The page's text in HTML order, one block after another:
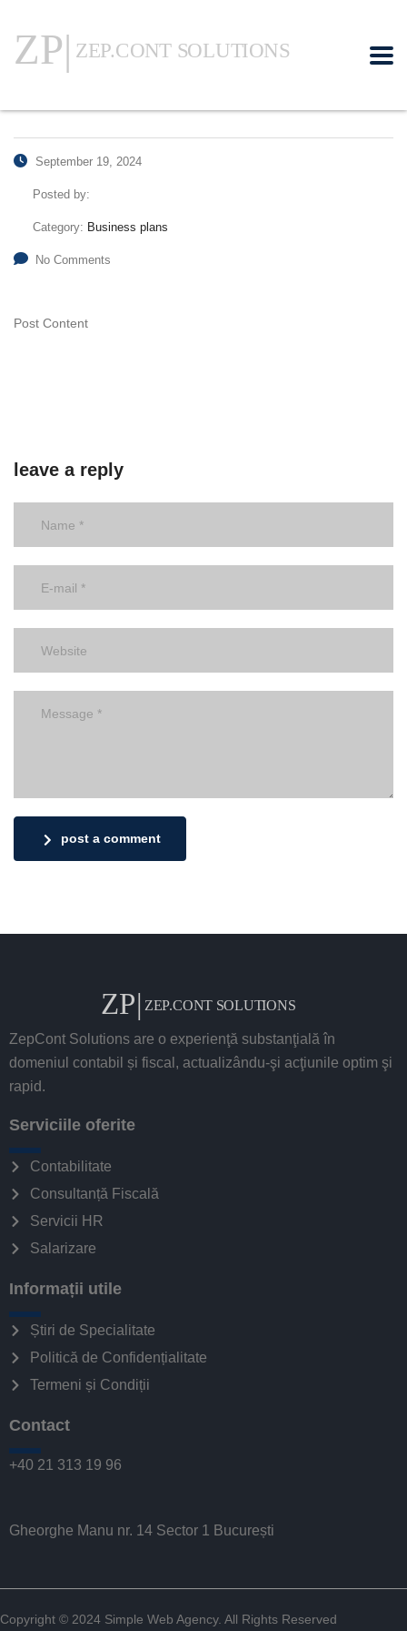
September 19, 2024
Posted by:
Category: Business plans
No Comments
Post Content
leave a reply
post a comment
ZepCont Solutions are o experienţă substanţială în
domeniul contabil și fiscal, actualizându-şi acţiunile optim şi
rapid.
Serviciile oferite
Contabilitate
Consultanță Fiscală
Servicii HR
Salarizare
Informații utile
Știri de Specialitate
Politică de Confidențialitate
Termeni și Condiții
Contact
+40 21 313 19 96
Gheorghe Manu nr. 14 Sector 1 București
Copyright © 2024 Simple Web Agency. All Rights Reserved